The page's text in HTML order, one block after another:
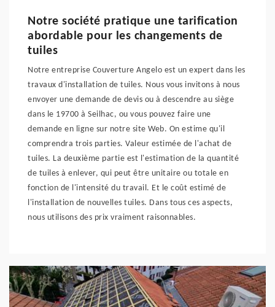
Notre société pratique une tarification
abordable pour les changements de
tuiles
Notre entreprise Couverture Angelo est un expert dans les
travaux d'installation de tuiles. Nous vous invitons à nous
envoyer une demande de devis ou à descendre au siège
dans le 19700 à Seilhac, ou vous pouvez faire une
demande en ligne sur notre site Web. On estime qu'il
comprendra trois parties. Valeur estimée de l'achat de
tuiles. La deuxième partie est l'estimation de la quantité
de tuiles à enlever, qui peut être unitaire ou totale en
fonction de l'intensité du travail. Et le coût estimé de
l'installation de nouvelles tuiles. Dans tous ces aspects,
nous utilisons des prix vraiment raisonnables.